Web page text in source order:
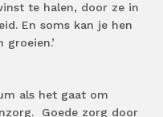
te halen, door ze in
En soms kan je hen
als het gaat om
Goede zorg door